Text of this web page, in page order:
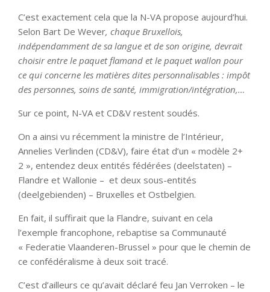
C’est exactement cela que la N-VA propose aujourd’hui.
Selon Bart De Wever, chaque Bruxellois,
indépendamment de sa langue et de son origine, devrait
choisir entre le paquet flamand et le paquet wallon pour
ce qui concerne les matières dites personnalisables : impôt
des personnes, soins de santé, immigration/intégration,…
Sur ce point, N-VA et CD&V restent soudés.
On a ainsi vu récemment la ministre de l’Intérieur,
Annelies Verlinden (CD&V), faire état d’un « modèle 2+
2 », entendez deux entités fédérées (deelstaten) –
Flandre et Wallonie – et deux sous-entités
(deelgebienden) – Bruxelles et Ostbelgien.
En fait, il suffirait que la Flandre, suivant en cela
l’exemple francophone, rebaptise sa Communauté
« Federatie Vlaanderen-Brussel » pour que le chemin de
ce confédéralisme à deux soit tracé.
C’est d’ailleurs ce qu’avait déclaré feu Jan Verroken – le